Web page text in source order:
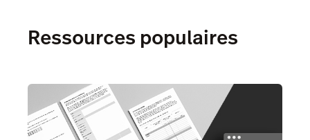
Ressources populaires